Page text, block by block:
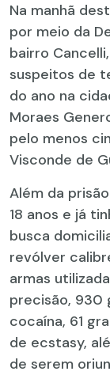
Na manhã
por meio da
bairro
suspeitos de
do ano na
Moraes
pelo menos
Visconde de
Além da
18 anos e já
busca
revólver
armas
precisão, 930
cocaína, 61
de ecstasy,
de serem